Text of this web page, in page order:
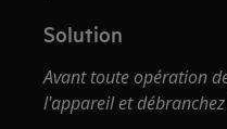
Solution
Avant toute opération
l'appareil et